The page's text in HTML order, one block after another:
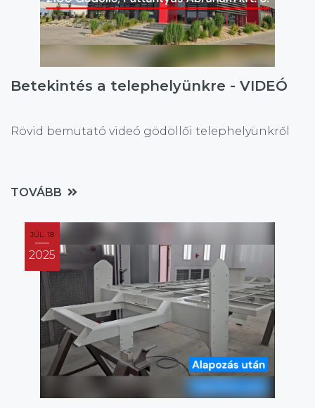
Betekintés a telephelyünkre - VIDEÓ
Rövid bemutató videó gödöllői telephelyünkről
TOVÁBB
JÚL. 18
2025